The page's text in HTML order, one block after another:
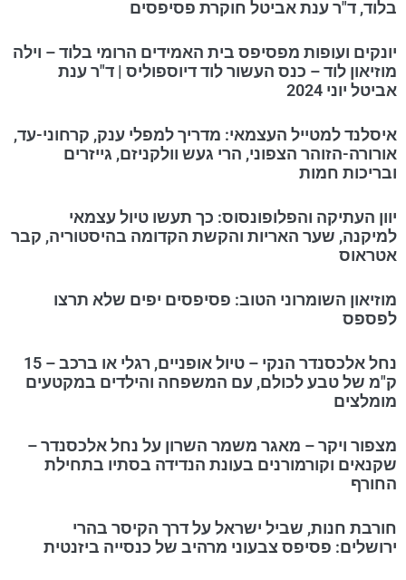
בלוד, ד"ר ענת אביטל חוקרת פסיפסים
יונקים ועופות מפסיפס בית האמידים הרומי בלוד – וילה
מוזיאון לוד – כנס העשור לוד דיוספוליס | ד"ר ענת
אביטל יוני 2024
איסלנד למטייל העצמאי: מדריך למפלי ענק, קרחוני-עד,
אורורה-הזוהר הצפוני, הרי געש וולקניזם, גייזרים
ובריכות חמות
יוון העתיקה והפלופונסוס: כך תעשו טיול עצמאי
למיקנה, שער האריות והקשת הקדומה בהיסטוריה, קבר
אטראוס
מוזיאון השומרוני הטוב: פסיפסים יפים שלא תרצו
לפספס
נחל אלכסנדר הנקי – טיול אופניים, רגלי או ברכב – 15
ק"מ של טבע לכולם, עם המשפחה והילדים במקטעים
מומלצים
מצפור ויקר – מאגר משמר השרון על נחל אלכסנדר –
שקנאים וקורמורנים בעונת הנדידה בסתיו בתחילת
החורף
חורבת חנות, שביל ישראל על דרך הקיסר בהרי
ירושלים: פסיפס צבעוני מרהיב של כנסייה ביזנטית